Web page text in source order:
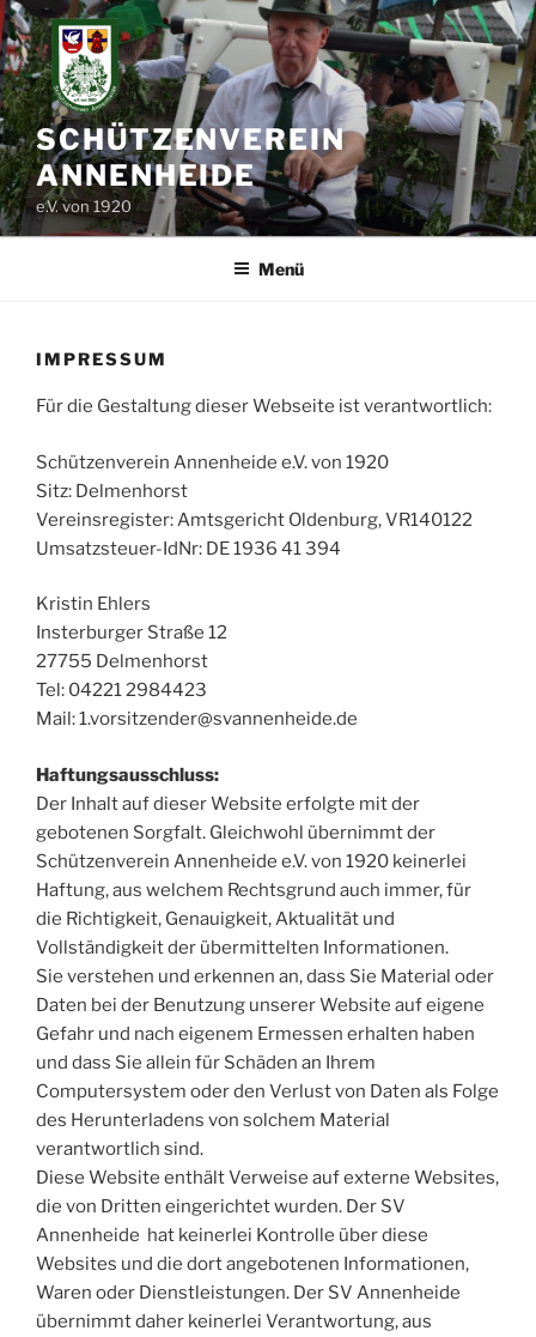
Zum
Inhalt
springen
SCHÜTZENVEREIN
ANNENHEIDE
e.V. von 1920
Menü
IMPRESSUM
Für die Gestaltung dieser Webseite ist verantwortlich:
Schützenverein Annenheide e.V. von 1920
Sitz: Delmenhorst
Vereinsregister: Amtsgericht Oldenburg, VR140122
Umsatzsteuer-IdNr: DE 1936 41 394
Kristin Ehlers
Insterburger Straße 12
27755 Delmenhorst
Tel: 04221 2984423
Mail: 1.vorsitzender@svannenheide.de
Haftungsausschluss:
Der Inhalt auf dieser Website erfolgte mit der
gebotenen Sorgfalt. Gleichwohl übernimmt der
Schützenverein Annenheide e.V. von 1920 keinerlei
Haftung, aus welchem Rechtsgrund auch immer, für
die Richtigkeit, Genauigkeit, Aktualität und
Vollständigkeit der übermittelten Informationen.
Sie verstehen und erkennen an, dass Sie Material oder
Daten bei der Benutzung unserer Website auf eigene
Gefahr und nach eigenem Ermessen erhalten haben
und dass Sie allein für Schäden an Ihrem
Computersystem oder den Verlust von Daten als Folge
des Herunterladens von solchem Material
verantwortlich sind.
Diese Website enthält Verweise auf externe Websites,
die von Dritten eingerichtet wurden. Der SV
Annenheide hat keinerlei Kontrolle über diese
Websites und die dort angebotenen Informationen,
Waren oder Dienstleistungen. Der SV Annenheide
übernimmt daher keinerlei Verantwortung, aus